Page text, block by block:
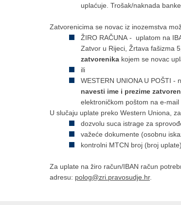
uplaćuje. Trošak/naknada
Zatvorenicima se novac iz inozemstva
ŽIRO RAČUNA - uplatom na
Zatvor u Rijeci, Žrtava fašizma
zatvorenika kojem se novac
ili
WESTERN UNIONA U POŠTI
navesti ime i prezime
elektroničkom poštom na e-mail
U slučaju uplate preko Western Uniona,
dozvolu suca istrage za
važeće dokumente (osobnu
kontrolni MTCN broj (broj uplate)
Za uplate na žiro račun/IBAN račun
adresu: polog@zri.pravosudje.hr.